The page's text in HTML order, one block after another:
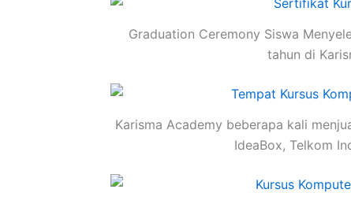
Graduation Ceremony Siswa
tahun di
Karisma Academy beberapa kali
IdeaBox, Telkom